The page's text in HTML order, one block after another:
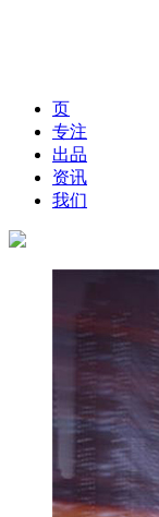
页
专注
出品
资讯
我们